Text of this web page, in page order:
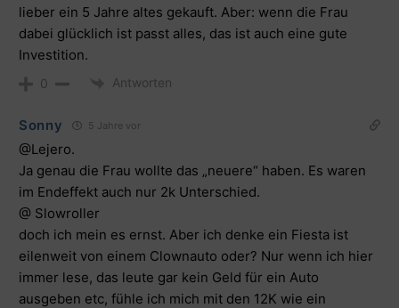
lieber ein 5 Jahre altes gekauft. Aber: wenn die Frau
dabei glücklich ist passt alles, das ist auch eine gute
Investition.
0 Antworten
Sonny 5 Jahre vor
@Lejero.
Ja genau die Frau wollte das „neuere“ haben. Es waren
im Endeffekt auch nur 2k Unterschied.
@ Slowroller
doch ich mein es ernst. Aber ich denke ein Fiesta ist
eilenweit von einem Clownauto oder? Nur wenn ich hier
immer lese, das leute gar kein Geld für ein Auto
ausgeben etc, fühle ich mich mit den 12K wie ein